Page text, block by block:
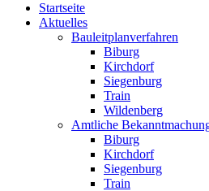
Startseite
Aktuelles
Bauleitplanverfahren
Biburg
Kirchdorf
Siegenburg
Train
Wildenberg
Amtliche
Biburg
Kirchdorf
Siegenburg
Train